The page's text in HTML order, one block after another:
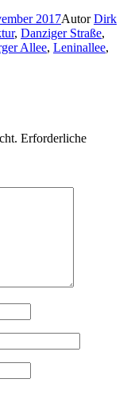
2017AutorDirk
, Danziger Straße,
Allee, Lenin­allee,
Erforderliche